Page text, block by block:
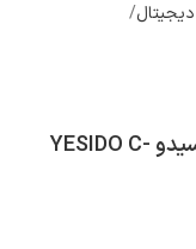
دیجیتال
پایه نگهدارنده مکنده ای موبایل یسیدو YESIDO C-